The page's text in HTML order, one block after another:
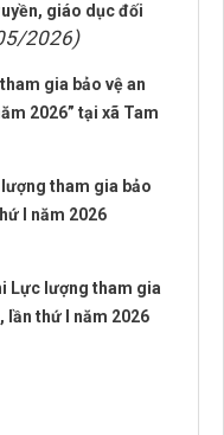
giáo dục đối
2026)
gia bảo vệ an
2026” tại xã Tam
tham gia bảo
I năm 2026
Lực lượng tham gia
lần thứ I năm 2026